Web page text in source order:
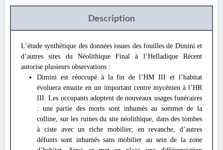
Description
L’étude synthétique des données issues des fouilles de Dimini et
d’autres sites du Néolithique Final à l’Helladique Récent
autorise plusieurs observations :
Dimini est réoccupé à la fin de l’HM III et l’habitat
évoluera ensuite en un important centre mycénien à l’HR
III. Les occupants adoptent de nouveaux usages funéraires
: une partie des morts sont inhumés au sommet de la
colline, sur les ruines du site néolithique, dans des tombes
à ciste avec un riche mobilier; en revanche, d’autres
défunts sont inhumés sans mobilier au sein de la zone